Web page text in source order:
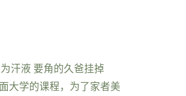
汗液 要角的久爸挂掉
大学的课程，为了家者美